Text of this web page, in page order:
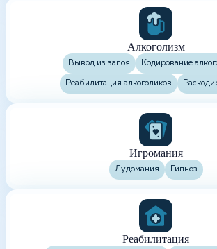
Алкоголизм
Вывод из запоя Кодирование
Реабилитация алкоголиков
Игромания
Лудомания Гипноз
Реабилитация